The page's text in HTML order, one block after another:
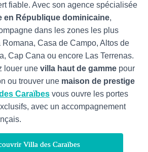
fiable. Avec son agence spécialisée
en République dominicaine,
dans les zones les plus
Casa de Campo, Altos de
Cap Cana ou encore Las Terrenas.
louer une villa haut de gamme pour
ou trouver une maison de prestige
Caraïbes vous ouvre les portes
avec un accompagnement
Villa des Caraïbes